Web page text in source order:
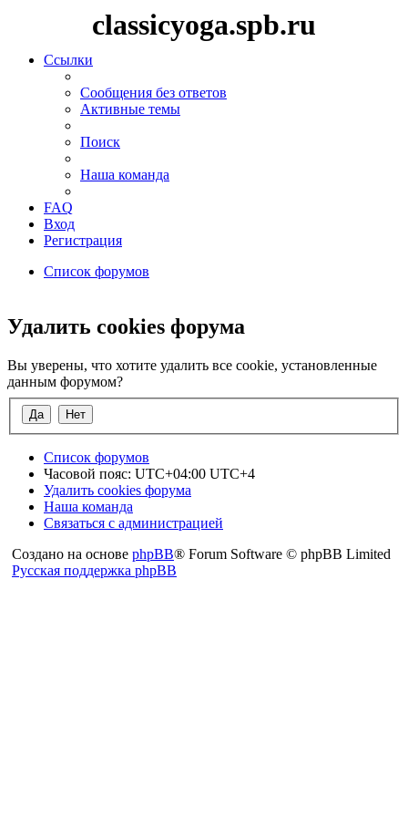
classicyoga.spb.ru
Ссылки
Сообщения без ответов
Активные темы
Поиск
Наша команда
FAQ
Вход
Регистрация
Список форумов
Удалить cookies форума
Вы уверены, что хотите удалить все cookie, установленные
данным форумом?
Список форумов
Часовой пояс: UTC+04:00 UTC+4
Удалить cookies форума
Наша команда
Связаться с администрацией
Создано на основе phpBB® Forum Software © phpBB Limited
Русская поддержка phpBB